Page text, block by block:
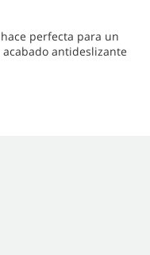
perfecta para un
antideslizante